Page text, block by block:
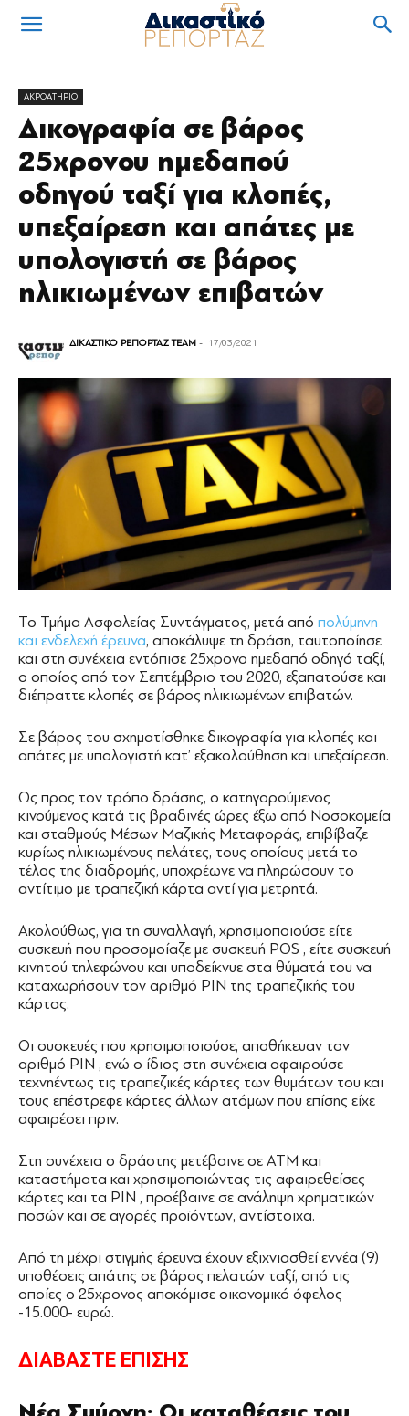
ΑΚΡΟΑΤΗΡΙΟ
Δικογραφία σε βάρος
25χρονου ημεδαπού
οδηγού ταξί για κλοπές,
υπεξαίρεση και απάτες με
υπολογιστή σε βάρος
ηλικιωμένων επιβατών
ΔΙΚΑΣΤΙΚΟ ΡΕΠΟΡΤΑΖ TEAM - 17/03/2021
Το Τμήμα Ασφαλείας Συντάγματος, μετά από πολύμηνη
και ενδελεχή έρευνα, αποκάλυψε τη δράση, ταυτοποίησε
και στη συνέχεια εντόπισε 25χρονο ημεδαπό οδηγό ταξί,
ο οποίος από τον Σεπτέμβριο του 2020, εξαπατούσε και
διέπραττε κλοπές σε βάρος ηλικιωμένων επιβατών.
Σε βάρος του σχηματίσθηκε δικογραφία για κλοπές και
απάτες με υπολογιστή κατ’ εξακολούθηση και υπεξαίρεση.
Ως προς τον τρόπο δράσης, ο κατηγορούμενος
κινούμενος κατά τις βραδινές ώρες έξω από Νοσοκομεία
και σταθμούς Μέσων Μαζικής Μεταφοράς, επιβίβαζε
κυρίως ηλικιωμένους πελάτες, τους οποίους μετά το
τέλος της διαδρομής, υποχρέωνε να πληρώσουν το
αντίτιμο με τραπεζική κάρτα αντί για μετρητά.
Ακολούθως, για τη συναλλαγή, χρησιμοποιούσε είτε
συσκευή που προσομοίαζε με συσκευή POS , είτε συσκευή
κινητού τηλεφώνου και υποδείκνυε στα θύματά του να
καταχωρήσουν τον αριθμό PIN της τραπεζικής του
κάρτας.
Οι συσκευές που χρησιμοποιούσε, αποθήκευαν τον
αριθμό PIN , ενώ ο ίδιος στη συνέχεια αφαιρούσε
τεχνηέντως τις τραπεζικές κάρτες των θυμάτων του και
τους επέστρεφε κάρτες άλλων ατόμων που επίσης είχε
αφαιρέσει πριν.
Στη συνέχεια ο δράστης μετέβαινε σε ΑΤΜ και
καταστήματα και χρησιμοποιώντας τις αφαιρεθείσες
κάρτες και τα PIN , προέβαινε σε ανάληψη χρηματικών
ποσών και σε αγορές προϊόντων, αντίστοιχα.
Από τη μέχρι στιγμής έρευνα έχουν εξιχνιασθεί εννέα (9)
υποθέσεις απάτης σε βάρος πελατών ταξί, από τις
οποίες ο 25χρονος αποκόμισε οικονομικό όφελος
-15.000- ευρώ.
ΔΙΑΒΑΣΤΕ ΕΠΙΣΗΣ